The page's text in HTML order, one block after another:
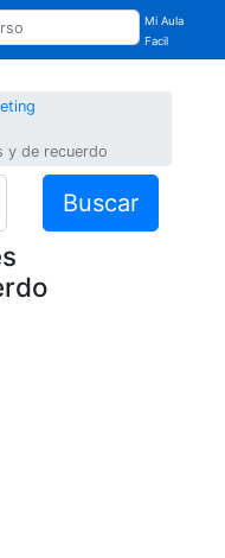
Mi Aula
Facil
y de recuerdo
Buscar